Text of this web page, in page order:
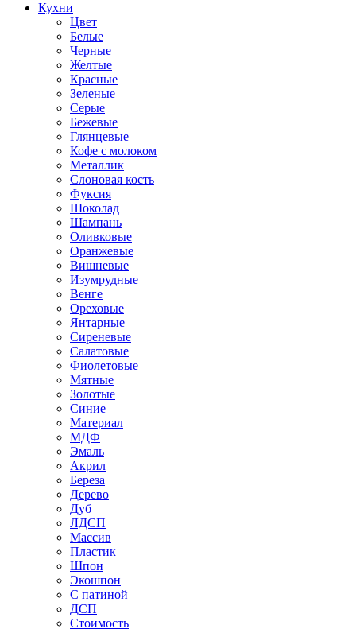
Кухни
Цвет
Белые
Черные
Желтые
Красные
Зеленые
Серые
Бежевые
Глянцевые
Кофе с молоком
Металлик
Слоновая кость
Фуксия
Шоколад
Шампань
Оливковые
Оранжевые
Вишневые
Изумрудные
Венге
Ореховые
Янтарные
Сиреневые
Салатовые
Фиолетовые
Мятные
Золотые
Синие
Материал
МДФ
Эмаль
Акрил
Береза
Дерево
Дуб
ЛДСП
Массив
Пластик
Шпон
Экошпон
С патиной
ДСП
Стоимость